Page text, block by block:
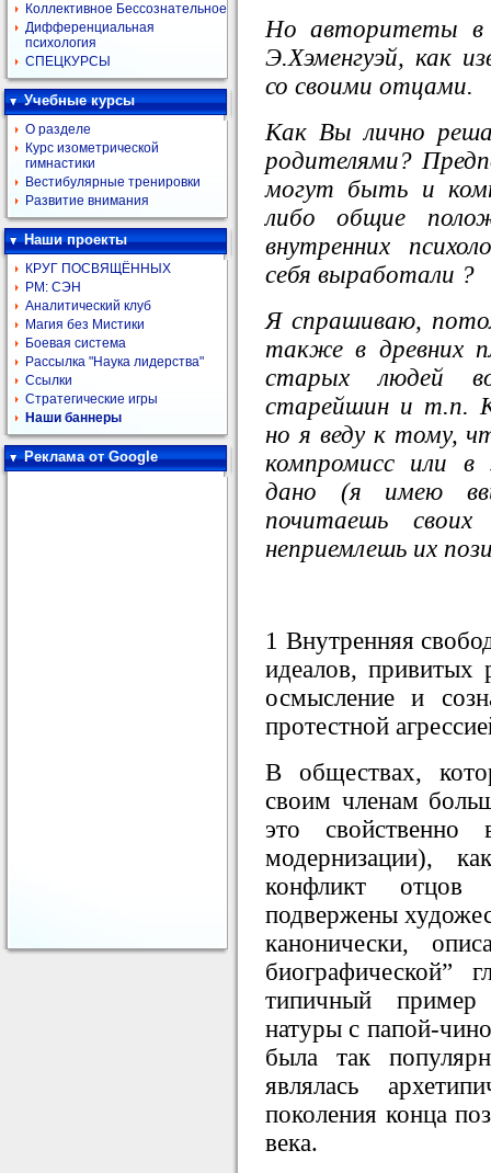
Коллективное Бессознательное
Дифференциальная
психология
СПЕЦКУРСЫ
Учебные курсы
О разделе
Курс изометрической
гимнастики
Вестибулярные тренировки
Развитие внимания
Наши проекты
КРУГ ПОСВЯЩЁННЫХ
РМ: СЭН
Аналитический клуб
Магия без Мистики
Боевая система
Рассылка "Наука лидерства"
Ссылки
Стратегические игры
Наши баннеры
Реклама от Google
Но авторитеты в
Э.Хэменгуэй, как
со своими отцами.
Как Вы лично
родителями?
могут быть и
либо общие
внутренних
себя выработали ?
Я спрашиваю,
также в древних
старых людей
старейшин и т.п.
но я веду к тому,
компромисс или в
дано (я имею
почитаешь
неприемлешь их
1 Внутренняя
идеалов, привитых
осмысление и
протестной
В обществах,
своим членам
это свойственно
модернизации),
конфликт
подвержены
канонически,
биографической”
типичный пример
натуры с папой-
была так
являлась
поколения конца
века.